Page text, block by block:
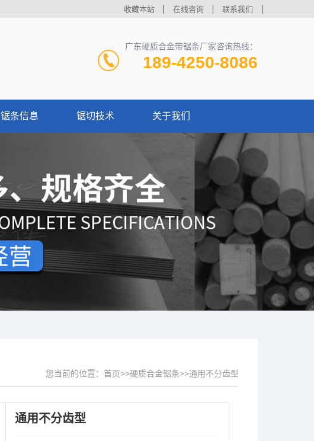
收藏本站 在线咨询 联系我们
广东硬质合金带锯条厂家咨询热线：
189-4250-8086
锯条信息 锯切技术 关于我们
您当前的位置： 首页>>硬质合金锯条>>通用不分齿型
通用不分齿型